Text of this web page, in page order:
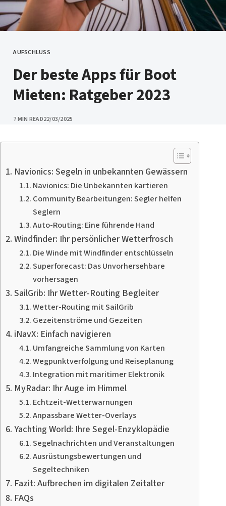
CATEGORY
AUFSCHLUSS
Der beste Apps für Boot
Mieten: Ratgeber 2023
7 MIN READPUBLISHED
22/03/2025
Navionics: Segeln in unbekannten Gewässern
Navionics: Die Unbekannten kartieren
Community Bearbeitungen: Segler helfen
Seglern
Auto-Routing: Eine führende Hand
Windfinder: Ihr persönlicher Wetterfrosch
Die Winde mit Windfinder entschlüsseln
Superforecast: Das Unvorhersehbare
vorhersagen
SailGrib: Ihr Wetter-Routing Begleiter
Wetter-Routing mit SailGrib
Gezeitenströme und Gezeiten
iNavX: Einfach navigieren
Umfangreiche Sammlung von Karten
Wegpunktverfolgung und Reiseplanung
Integration mit maritimer Elektronik
MyRadar: Ihr Auge im Himmel
Echtzeit-Wetterwarnungen
Anpassbare Wetter-Overlays
Yachting World: Ihre Segel-Enzyklopädie
Segelnachrichten und Veranstaltungen
Ausrüstungsbewertungen und
Segeltechniken
Fazit: Aufbrechen im digitalen Zeitalter
FAQs